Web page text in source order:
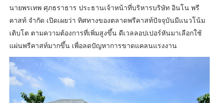
นายพรเทพ ศุภธราธาร ประธานเจ้าหน้าที่บริหารบริษัท อินโน พรี
คาสท์ จำกัด เปิดเผยว่า ทิศทางของตลาดพรีคาสท์ปัจจุบันมีแนวโน้ม
เติบโต ตามความต้องการที่เพิ่มสูงขึ้น ดีเวลลอปเปอร์หันมาเลือกใช้
แผ่นพรีคาสท์มากขึ้น เพื่อลดปัญหาการขาดแคลนแรงงาน